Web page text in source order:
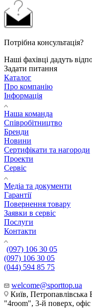
Потрібна консультація?
Наші фахівці дадуть
Задати питання
Каталог
Про компанію
Інформація
Наша команда
Співробітництво
Бренди
Новини
Сертифікати та нагороди
Проекти
Сервіс
Медіа та документи
Гарантії
Повернення товару
Заявки в сервіс
Послуги
Контакти
(097) 106 30 05
(097) 106 30 05
(044) 594 85 75
welcome@sporttop.ua
Київ,
"4room", 3-й поверх, офіс